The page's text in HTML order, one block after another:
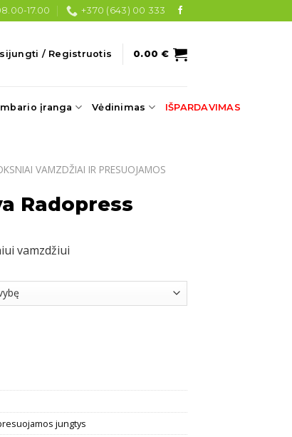
17.00 +370 (643) 00 333
/ Registruotis 0.00€
įranga Vėdinimas IŠPARDAVIMAS
VAMZDŽIAI IR PRESUOJAMOS
Radopress
vamzdžiui
jungtys